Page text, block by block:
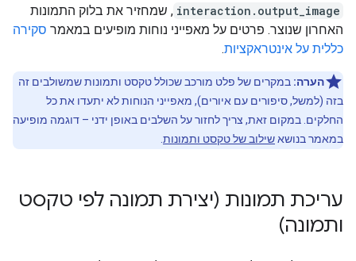
interaction.output_image , שמחזיר את בלוק התמונות
האחרון שנוצר. פרטים על מאפייני נוחות מופיעים במאמר סקירה
כללית על אינטראקציות.
הערה: במקרים של פלט מורכב שכולל טקסט ותמונות שמשולבים זה
בזה (למשל, סיפורים עם איורים), מאפייני הנוחות לא יתעדו את כל
החלקים. במקום זאת, צריך לחזור על השלבים באופן ידני – דוגמה מופיעה
במאמר בנושאשילוב של טקסט ותמונות
עריכת תמונות (יצירת תמונה לפי טקסט
ותמונה)